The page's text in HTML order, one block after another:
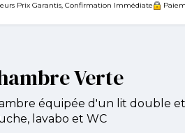
Prix Garantis, Confirmation Immédiate
Verte
équipée d'un lit double
lavabo et WC